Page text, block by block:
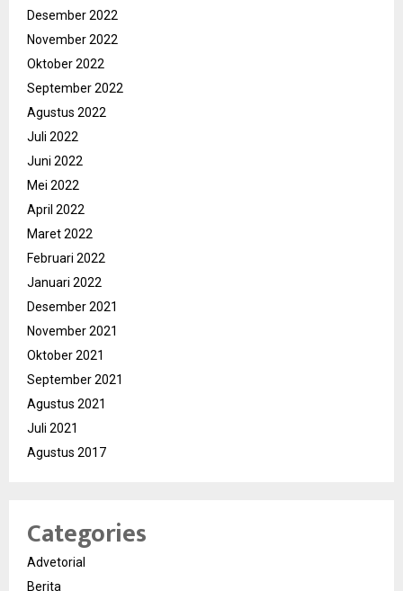
Desember 2022
November 2022
Oktober 2022
September 2022
Agustus 2022
Juli 2022
Juni 2022
Mei 2022
April 2022
Maret 2022
Februari 2022
Januari 2022
Desember 2021
November 2021
Oktober 2021
September 2021
Agustus 2021
Juli 2021
Agustus 2017
Categories
Advetorial
Berita